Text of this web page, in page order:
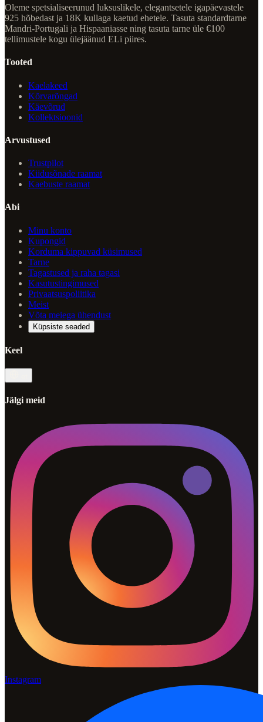
Oleme spetsialiseerunud luksuslikele, elegantsetele igapäevastele
925 hõbedast ja 18K kullaga kaetud ehetele. Tasuta standardtarne
Mandri-Portugali ja Hispaaniasse ning tasuta tarne üle €100
tellimustele kogu ülejäänud ELi piires.
Tooted
Kaelakeed
Kõrvarõngad
Käevõrud
Kollektsioonid
Arvustused
Trustpilot
Kiidusõnade raamat
Kaebuste raamat
Abi
Minu konto
Kupongid
Korduma kippuvad küsimused
Tarne
Tagastused ja raha tagasi
Kasutustingimused
Privaatsuspoliitika
Meist
Võta meiega ühendust
Küpsiste seaded
Keel
Jälgi meid
Instagram